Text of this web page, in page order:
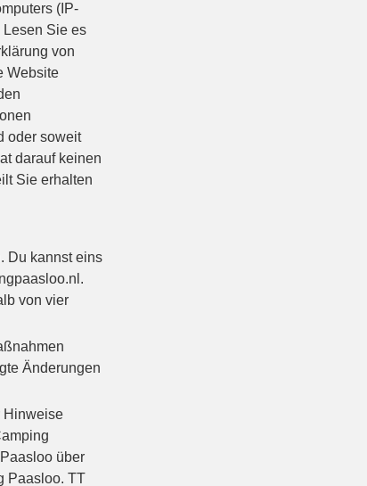
(IP-
Lesen Sie es
von
Website
oder soweit
darauf keinen
Sie erhalten
Du kannst eins
von vier
Änderungen
Hinweise
über
Paasloo. TT